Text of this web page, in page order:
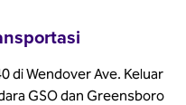
di Wendover Ave. Keluar
GSO dan Greensboro